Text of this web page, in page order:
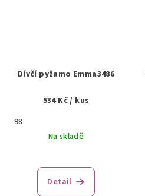
Dívčí pyžamo Emma3486
534 Kč/ kus
98
Na skladě
Detail